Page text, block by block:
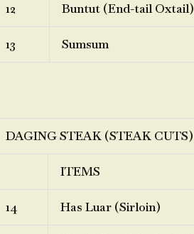
12 Buntut (End-tail Oxtail)
13 Sumsum
DAGING STEAK (STEAK CUTS)
ITEMS
14 Has Luar (Sirloin)